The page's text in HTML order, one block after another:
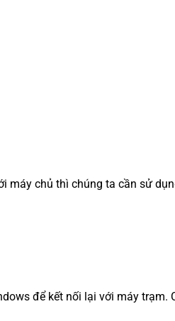
máy chủ thì chúng ta cần sử
để kết nối lại với máy trạm.